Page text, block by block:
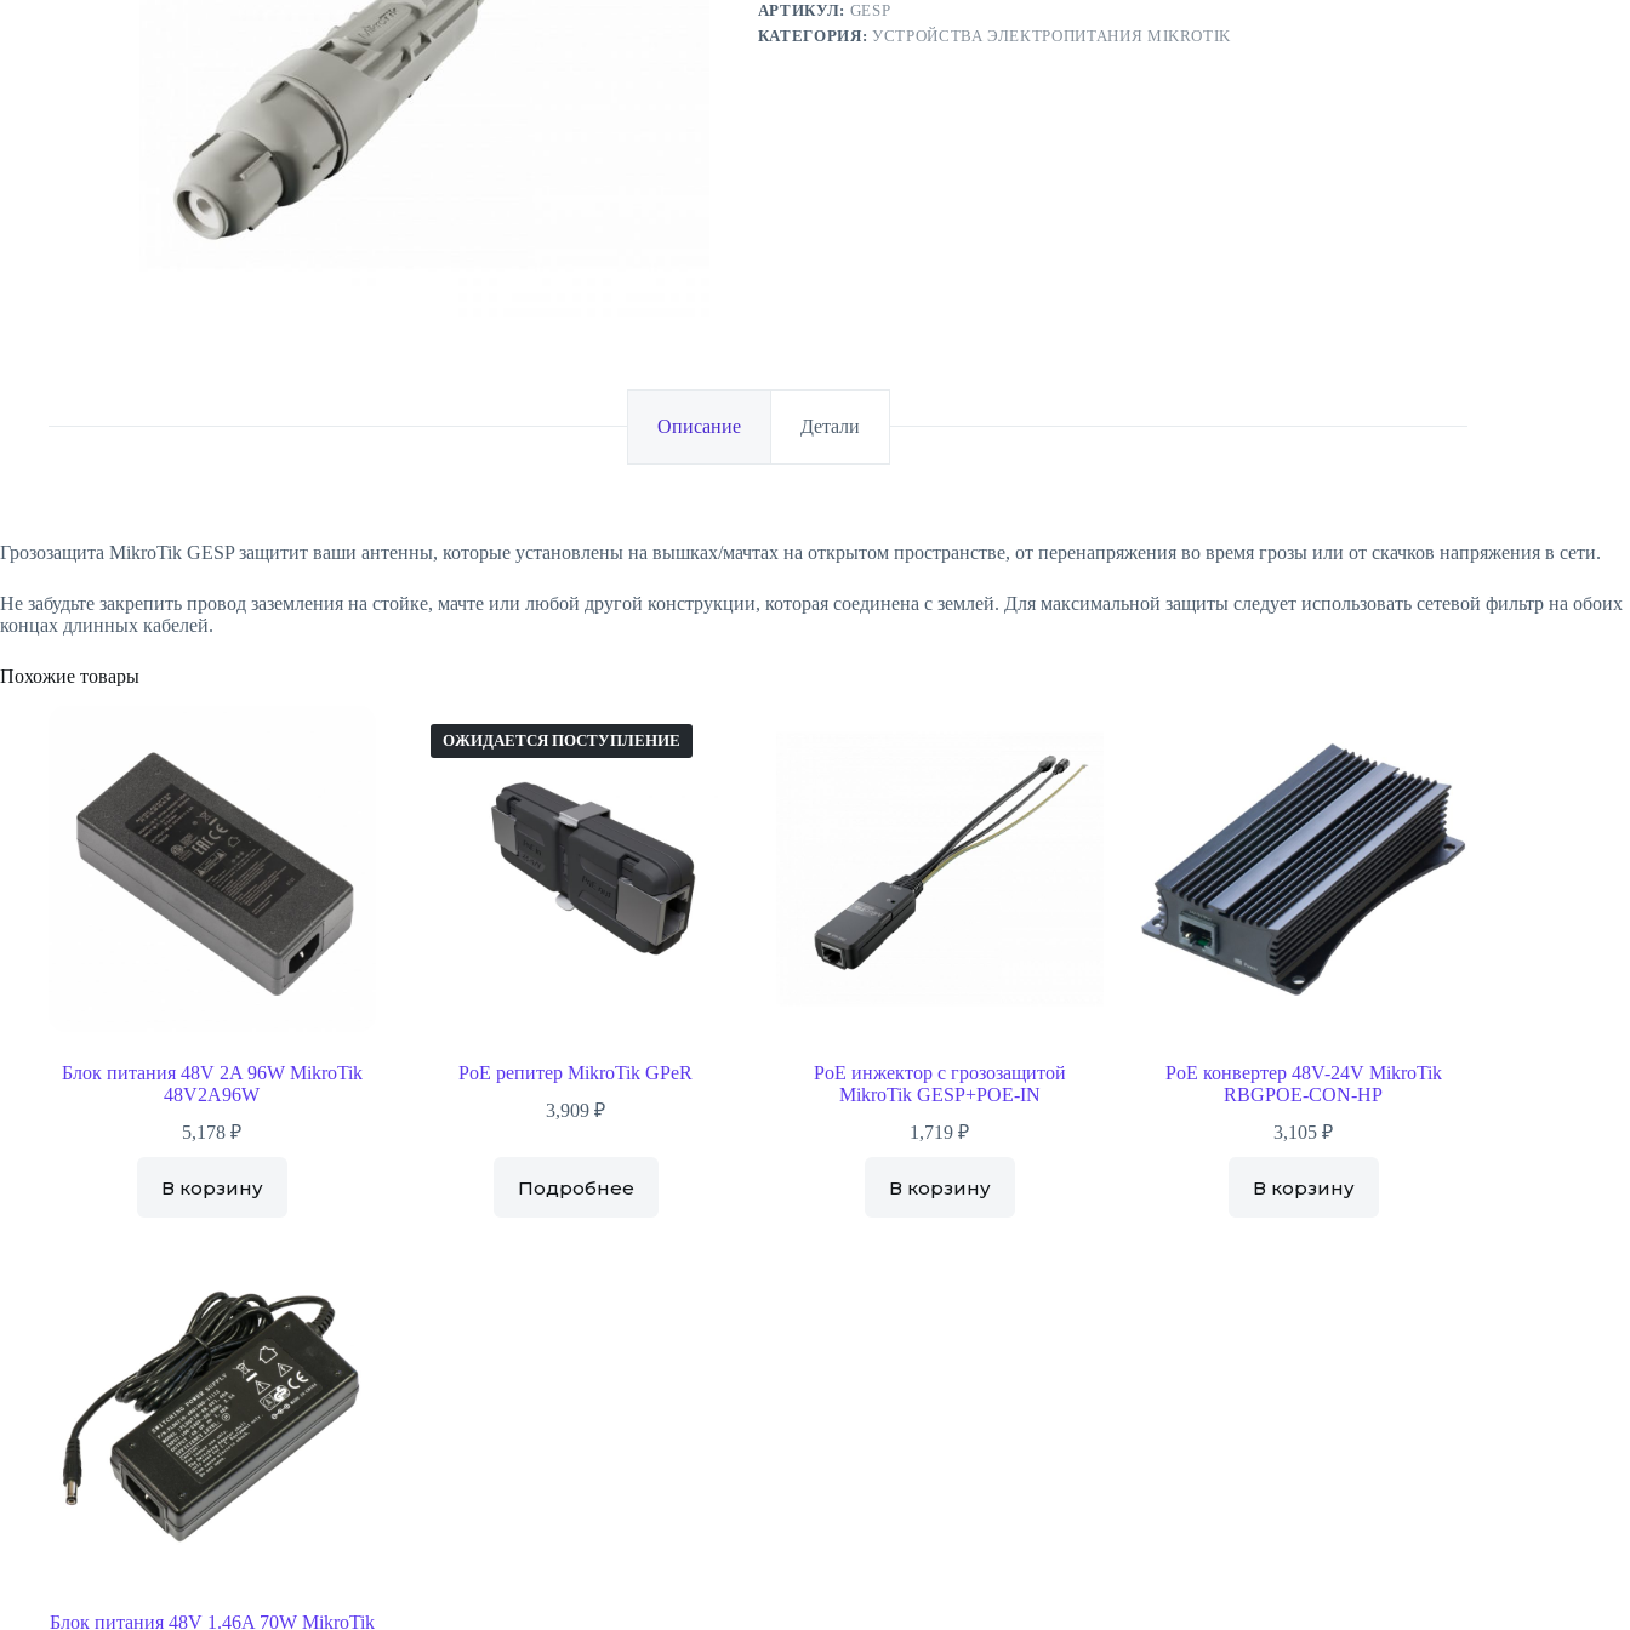
АРТИКУЛ: GESP
КАТЕГОРИЯ: УСТРОЙСТВА ЭЛЕКТРОПИТАНИЯ MIKROTIK
Описание Детали
Грозозащита MikroTik GESP защитит ваши антенны, которые установлены на вышках/мачтах на открытом пространстве, от перенапряжения во время грозы или от скачков напряжения в сети.
Не забудьте закрепить провод заземления на стойке, мачте или любой другой конструкции, которая соединена с землей. Для максимальной защиты следует использовать сетевой фильтр на обоих
концах длинных кабелей.
Похожие товары
Блок питания 48V 2A 96W MikroTik
48V2A96W
5,178₽
В корзину
ОЖИДАЕТСЯ ПОСТУПЛЕНИЕ
PoE репитер MikroTik GPeR
3,909₽
Подробнее
PoE инжектор с грозозащитой
MikroTik GESP+POE-IN
1,719₽
В корзину
PoE конвертер 48V-24V MikroTik
RBGPOE-CON-HP
3,105₽
В корзину
Блок питания 48V 1.46A 70W MikroTik